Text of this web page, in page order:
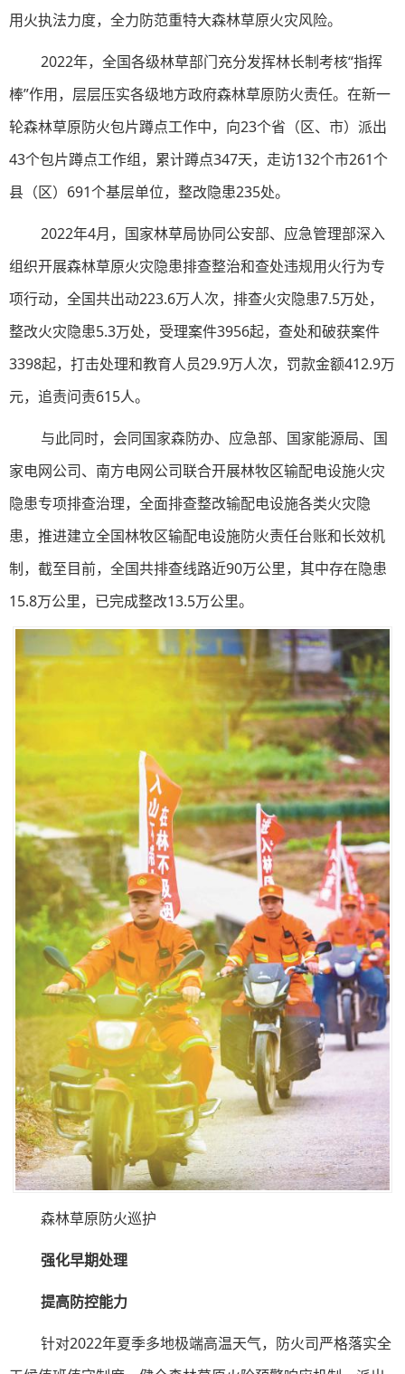
用火执法力度，全力防范重特大森林草原火灾风险。
2022年，全国各级林草部门充分发挥林长制考核“指挥
棒”作用，层层压实各级地方政府森林草原防火责任。在新一
轮森林草原防火包片蹲点工作中，向23个省（区、市）派出
43个包片蹲点工作组，累计蹲点347天，走访132个市261个
县（区）691个基层单位，整改隐患235处。
2022年4月，国家林草局协同公安部、应急管理部深入
组织开展森林草原火灾隐患排查整治和查处违规用火行为专
项行动，全国共出动223.6万人次，排查火灾隐患7.5万处，
整改火灾隐患5.3万处，受理案件3956起，查处和破获案件
3398起，打击处理和教育人员29.9万人次，罚款金额412.9万
元，追责问责615人。
与此同时，会同国家森防办、应急部、国家能源局、国
家电网公司、南方电网公司联合开展林牧区输配电设施火灾
隐患专项排查治理，全面排查整改输配电设施各类火灾隐
患，推进建立全国林牧区输配电设施防火责任台账和长效机
制，截至目前，全国共排查线路近90万公里，其中存在隐患
15.8万公里，已完成整改13.5万公里。
森林草原防火巡护
强化早期处理
提高防控能力
针对2022年夏季多地极端高温天气，防火司严格落实全